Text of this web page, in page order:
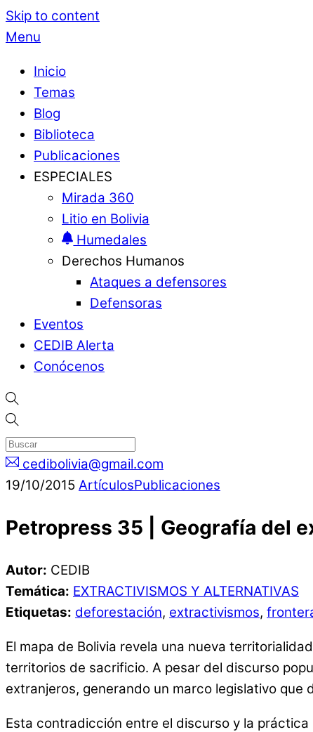
Skip to content
Menu
Inicio
Temas
Blog
Biblioteca
Publicaciones
ESPECIALES
Mirada 360
Litio en Bolivia
Humedales
Derechos Humanos
Ataques a defensores
Defensoras
Eventos
CEDIB Alerta
Conócenos
cedibolivia@gmail.com
19/10/2015 ArtículosPublicaciones
Petropress 35 | Geografía del
Autor: CEDIB
Temática: EXTRACTIVISMOS Y ALTERNATIVAS
Etiquetas: deforestación, extractivismos,
El mapa de Bolivia revela una nueva
territorios de sacrificio. A pesar del discurso
extranjeros, generando un marco legislativo
Esta contradicción entre el discurso y la